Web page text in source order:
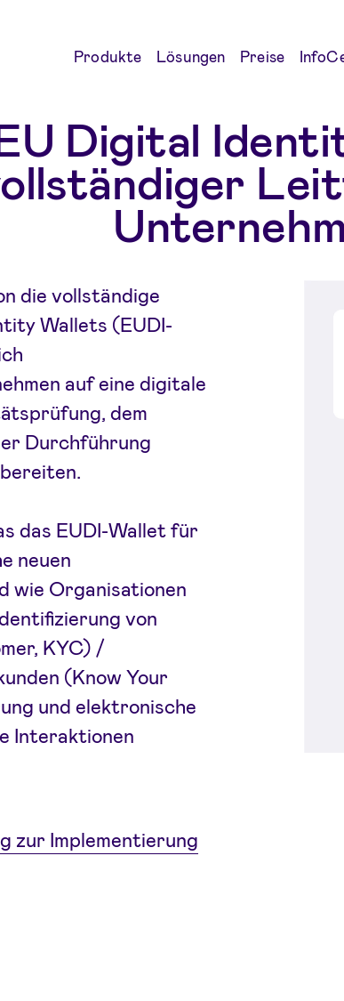
Produkte Lösungen Preise
Digital
die vollständige
Wallets (EUDI-
auf eine digitale
dem
Durchführung
das EUDI-Wallet für
neuen
wie Organisationen
von
KYC) /
(Know Your
und elektronische
Interaktionen
zur Implementierung